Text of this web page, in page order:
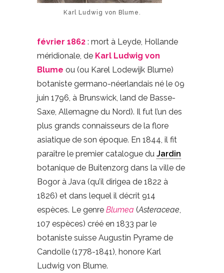
Karl Ludwig von Blume.
février 1862 : mort à Leyde, Hollande
méridionale, de Karl Ludwig von
Blume ou (ou Karel Lodewijk Blume)
botaniste germano-néerlandais né le 09
juin 1796, à Brunswick, land de Basse-
Saxe, Allemagne du Nord). Il fut l’un des
plus grands connaisseurs de la flore
asiatique de son époque. En 1844, il fit
paraître le premier catalogue du Jardin
botanique de Buitenzorg dans la ville de
Bogor à Java (qu’il dirigea de 1822 à
1826) et dans lequel il décrit 914
espèces. Le genre Blumea (Asteraceae,
107 espèces) créé en 1833 par le
botaniste suisse Augustin Pyrame de
Candolle (1778-1841), honore Karl
Ludwig von Blume.